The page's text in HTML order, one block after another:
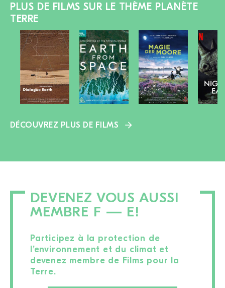
PLUS DE FILMS SUR LE THÈME PLANÈTE
TERRE
DÉCOUVREZ PLUS DE FILMS
DEVENEZ VOUS AUSSI
MEMBRE F — E!
Participez à la protection de
l’environnement et du climat et
devenez membre de Films pour la
Terre.